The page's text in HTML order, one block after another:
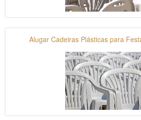
Alugar Cadeiras Plásticas para